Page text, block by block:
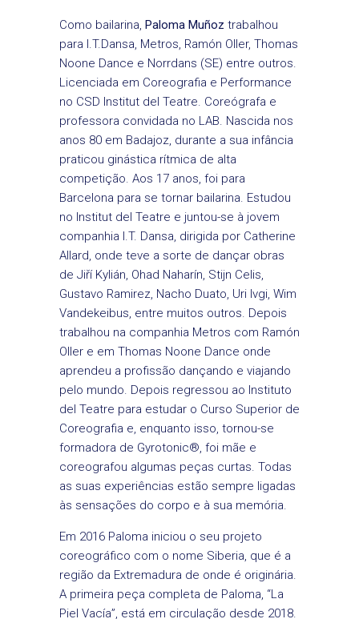
Como bailarina, Paloma Muñoz trabalhou
para I.T.Dansa, Metros, Ramón Oller, Thomas
Noone Dance e Norrdans (SE) entre outros.
Licenciada em Coreografia e Performance
no CSD Institut del Teatre. Coreógrafa e
professora convidada no LAB. Nascida nos
anos 80 em Badajoz, durante a sua infância
praticou ginástica rítmica de alta
competição. Aos 17 anos, foi para
Barcelona para se tornar bailarina. Estudou
no Institut del Teatre e juntou-se à jovem
companhia I.T. Dansa, dirigida por Catherine
Allard, onde teve a sorte de dançar obras
de Jiří Kylián, Ohad Naharín, Stijn Celis,
Gustavo Ramirez, Nacho Duato, Uri Ivgi, Wim
Vandekeibus, entre muitos outros. Depois
trabalhou na companhia Metros com Ramón
Oller e em Thomas Noone Dance onde
aprendeu a profissão dançando e viajando
pelo mundo. Depois regressou ao Instituto
del Teatre para estudar o Curso Superior de
Coreografia e, enquanto isso, tornou-se
formadora de Gyrotonic®, foi mãe e
coreografou algumas peças curtas. Todas
as suas experiências estão sempre ligadas
às sensações do corpo e à sua memória.
Em 2016 Paloma iniciou o seu projeto
coreográfico com o nome Siberia, que é a
região da Extremadura de onde é originária.
A primeira peça completa de Paloma, “La
Piel Vacía”, está em circulação desde 2018.